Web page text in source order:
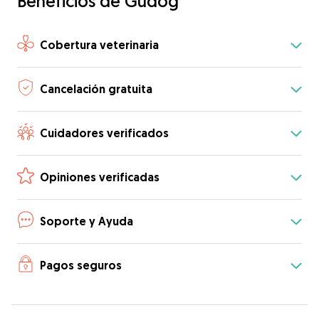
Cobertura veterinaria
Cancelación gratuita
Cuidadores verificados
Opiniones verificadas
Soporte y Ayuda
Pagos seguros